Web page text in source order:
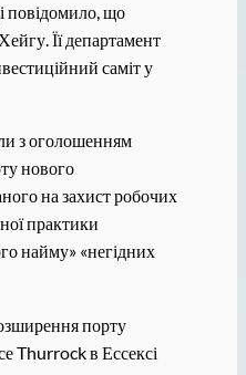
повідомило, що
Її департамент
саміт у
з оголошенням
нового
на захист робочих
практики
найму» «негідних
порту
Thurrock в Ессексі